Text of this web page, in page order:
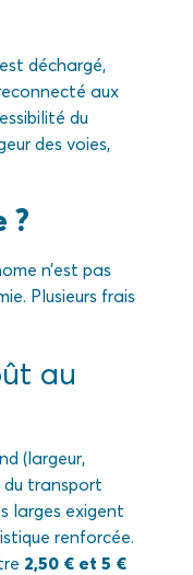
déchargé,
aux
du
des voies,
?
n’est pas
Plusieurs frais
au
(largeur,
du transport
larges exigent
renforcée.
2,50 € et 5 €